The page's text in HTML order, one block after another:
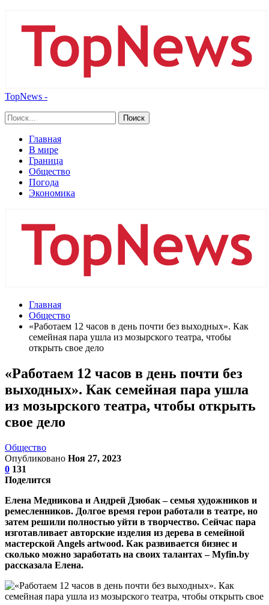
TopNews -
Главная
В мире
Граница
Общество
Погода
Экономика
Главная
Общество
«Работаем 12 часов в день почти без выходных». Как
семейная пара ушла из мозырского театра, чтобы
открыть свое дело
«Работаем 12 часов в день почти без
выходных». Как семейная пара ушла
из мозырского театра, чтобы открыть
свое дело
Общество
Опубликовано Ноя 27, 2023
0 131
Поделится
Елена Медникова и Андрей Дзюбак – семья художников и
ремесленников. Долгое время герои работали в театре, но
затем решили полностью уйти в творчество. Сейчас пара
изготавливает авторские изделия из дерева в семейной
мастерской Angels artwood. Как развивается бизнес и
сколько можно заработать на своих талантах – Myfin.by
рассказала Елена.